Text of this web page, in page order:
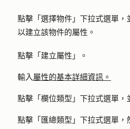
點擊「 選擇物件 」 下拉式選單，
以建立該物件的屬性。
點擊「 建立屬性 」。
輸入 屬性的基本詳細資訊。
點擊「 欄位類型 」下拉式選單，
點擊「 匯總類型 」下拉式選單